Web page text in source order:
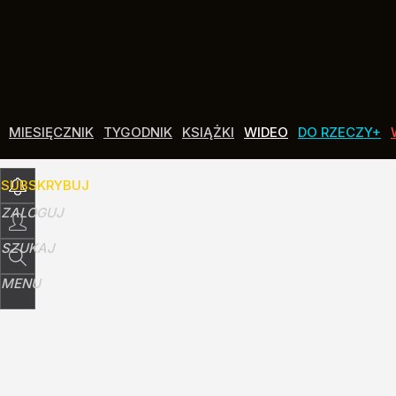
MIESIĘCZNIK TYGODNIK KSIĄŻKI WIDEO DO RZECZY+
SUBSKRYBUJ
ZALOGUJ
SZUKAJ
MENU